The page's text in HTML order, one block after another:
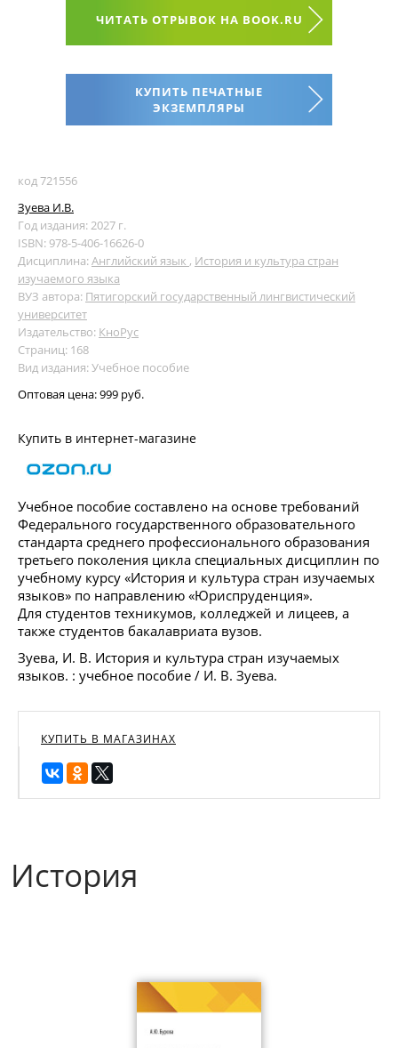
ЧИТАТЬ ОТРЫВОК НА BOOK.RU
КУПИТЬ ПЕЧАТНЫЕ
ЭКЗЕМПЛЯРЫ
код 721556
Зуева И.В.
Год издания: 2027 г.
ISBN: 978-5-406-16626-0
Дисциплина:Английский язык , История и культура стран
изучаемого языка
ВУЗ автора: Пятигорский государственный лингвистический
университет
Издательство: КноРус
Страниц: 168
Вид издания: Учебное пособие
Оптовая цена:999 руб.
Купить в интернет-магазине
Учебное пособие составлено на основе требований
Федерального государственного образовательного
стандарта среднего профессионального образования
третьего поколения цикла специальных дисциплин по
учебному курсу «История и культура стран изучаемых
языков» по направлению «Юриспруденция».
Для студентов техникумов, колледжей и лицеев, а
также студентов бакалавриата вузов.
Зуева, И. В. История и культура стран изучаемых
языков. : учебное пособие / И. В. Зуева.
КУПИТЬ В МАГАЗИНАХ
История